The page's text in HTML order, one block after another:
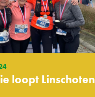
loopt Linschoten